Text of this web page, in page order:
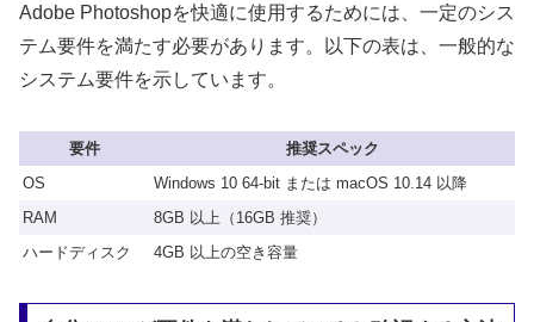
Adobe Photoshopを快適に使用するためには、一定のシス
テム要件を満たす必要があります。以下の表は、一般的な
システム要件を示しています。
要件
推奨スペック
OS
Windows 10 64-bit または macOS 10.14 以降
RAM
8GB 以上（16GB 推奨）
ハードディスク
4GB 以上の空き容量